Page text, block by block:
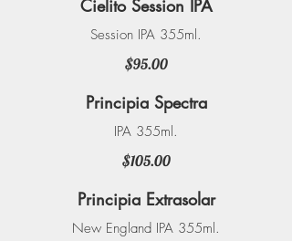
Cielito Session IPA
Session IPA 355ml.
$95.00
Principia Spectra
IPA 355ml.
$105.00
Principia Extrasolar
New England IPA 355ml.